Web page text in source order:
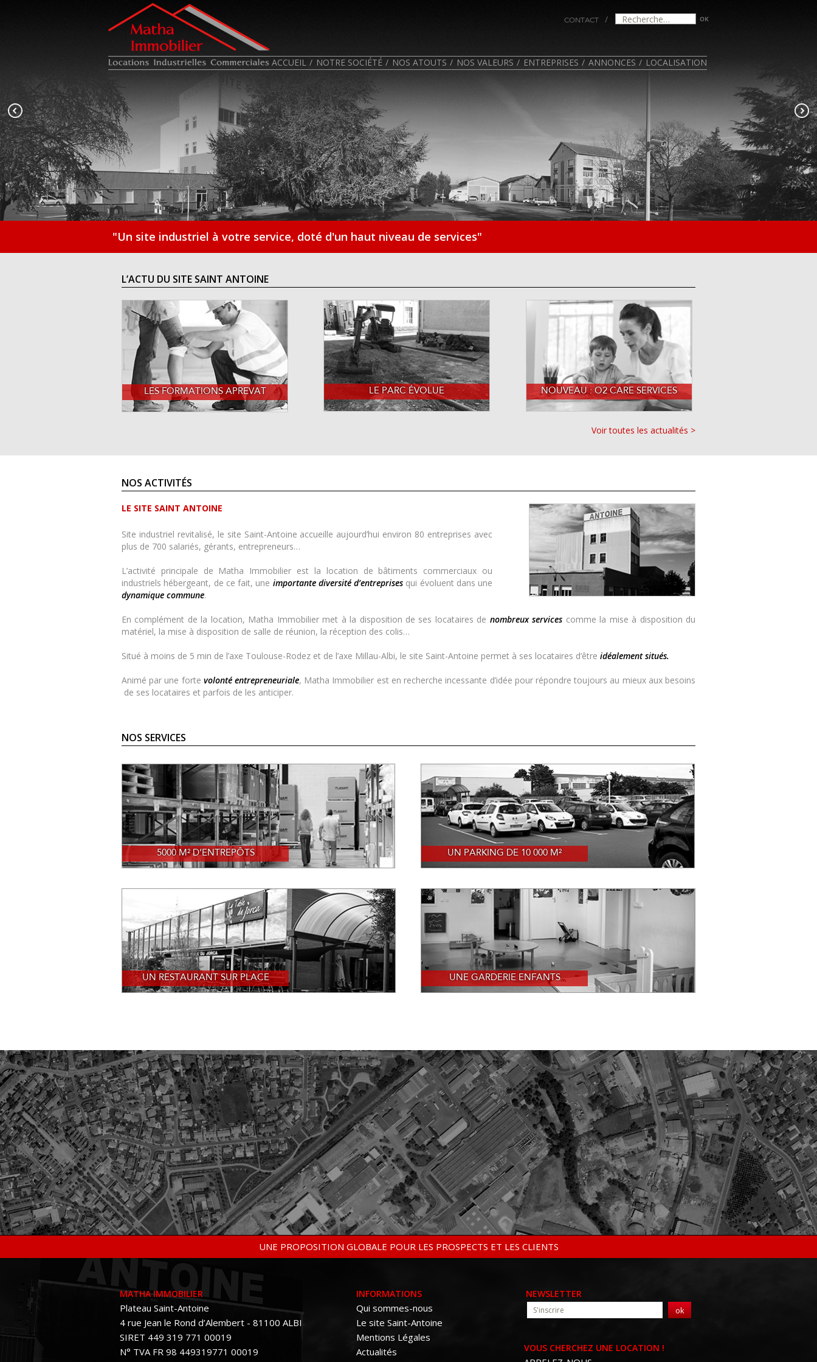
Aller au contenu principal ACCUEIL NOTRE SOCIÉTÉ NOS ATOUTS NOS VALEURS ENTREPRISES ANNONCES LOCALISATION
CONTACT
"Un site industriel à votre service, doté d'un haut niveau de services"
L’ACTU DU SITE SAINT ANTOINE
LES FORMATIONS APREVAT LE PARC ÉVOLUE NOUVEAU : O2 CARE SERVICES
Voir toutes les actualités >
NOS ACTIVITÉS
LE SITE SAINT ANTOINE
Site industriel revitalisé, le site Saint-Antoine accueille aujourd’hui environ 80 entreprises avec
plus de 700 salariés, gérants, entrepreneurs…
L’activité principale de Matha Immobilier est la location de bâtiments commerciaux ou
industriels hébergeant, de ce fait, une importante diversité d’entreprises qui évoluent dans une
dynamique commune.
En complément de la location, Matha Immobilier met à la disposition de ses locataires de nombreux services comme la mise à disposition du
matériel, la mise à disposition de salle de réunion, la réception des colis…
Situé à moins de 5 min de l’axe Toulouse-Rodez et de l’axe Millau-Albi, le site Saint-Antoine permet à ses locataires d’être idéalement situés.
Animé par une forte volonté entrepreneuriale, Matha Immobilier est en recherche incessante d’idée pour répondre toujours au mieux aux besoins
de ses locataires et parfois de les anticiper.
NOS SERVICES
5000 M² D’ENTREPÔTS UN PARKING DE 10 000 M²
UN RESTAURANT SUR PLACE UNE GARDERIE ENFANTS
UNE PROPOSITION GLOBALE POUR LES PROSPECTS ET LES CLIENTS
MATHA IMMOBILIER
Plateau Saint-Antoine
4 rue Jean le Rond d’Alembert - 81100 ALBI
SIRET 449 319 771 00019
N° TVA FR 98 449319771 00019
INFORMATIONS
Qui sommes-nous
Le site Saint-Antoine
Mentions Légales
Actualités
NEWSLETTER
ok
VOUS CHERCHEZ UNE LOCATION !